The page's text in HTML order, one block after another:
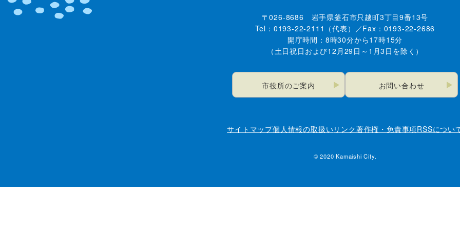
〒026-8686 岩手県釜石市只越町3丁目9番13号
Tel：0193-22-2111（代表）／Fax：0193-22-2686
開庁時間：8時30分から17時15分
（土日祝日および12月29日～1月3日を除く）
市役所のご案内 お問い合わせ
サイトマップ個人情報の取扱いリンク著作権・免責事項RSSについ
© 2020 Kamaishi City.